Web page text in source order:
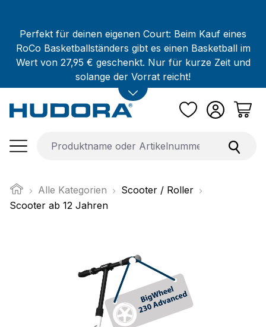
Perfekt für deinen eigenen Court: Beim Kauf eines
RoCo Basketballständers gibt es einen Basketball im
Wert von 27,95 € geschenkt. Nur für kurze Zeit und
solange der Vorrat reicht!
Alle Kategorien
Scooter / Roller
Scooter ab 12 Jahren